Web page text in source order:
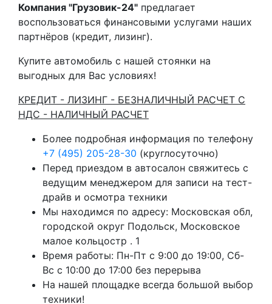
Компания "Грузовик-24" предлагает
воспользоваться финансовыми услугами наших
партнёров (кредит, лизинг).
Купите автомобиль с нашей стоянки на
выгодных для Вас условиях!
КРЕДИТ - ЛИЗИНГ - БЕЗНАЛИЧНЫЙ РАСЧЕТ С
НДС - НАЛИЧНЫЙ РАСЧЕТ
Более подробная информация по телефону
+7 (495) 205-28-30 (круглосуточно)
Перед приездом в автосалон свяжитесь с
ведущим менеджером для записи на тест-
драйв и осмотра техники
Мы находимся по адресу: Московская обл,
городской округ Подольск, Московское
малое кольцостр . 1
Время работы: Пн-Пт с 9:00 до 19:00, Сб-
Вс с 10:00 до 17:00 без перерыва
На нашей площадке всегда большой выбор
техники!